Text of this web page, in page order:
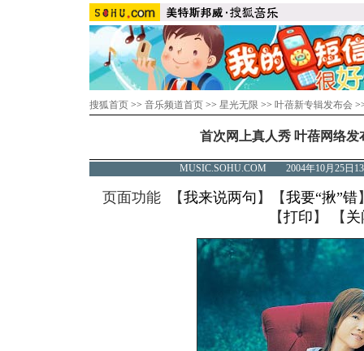
搜狐首页 >> 音乐频道首页 >> 星光无限 >> 叶蓓新专辑发布会
首次网上真人秀 叶蓓网络发
MUSIC.SOHU.COM 2004年10月25
页面功能 【我来说两句 】【我要“揪”错
【打印 】 【 关